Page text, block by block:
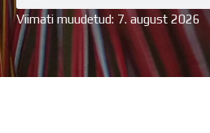
Viimati muudetud: 7. august 2026